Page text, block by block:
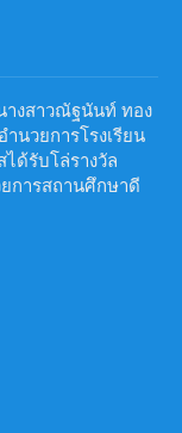
งสาวณัฐนันท์ ทอง
นวยการโรงเรียน
ด้รับโล่รางวัล
การสถานศึกษาดี